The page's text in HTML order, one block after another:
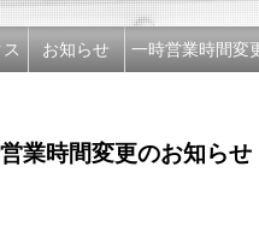
お知らせ 一時営業時間変
業時間変更のお知らせ